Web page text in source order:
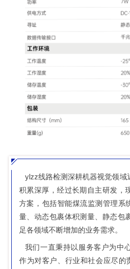
ylzz线路检测深耕机器视觉领域
积累深厚，经过长期自主研发，
方案，包括智能煤流监测管理系
量、动态包裹体积测量、静态包
足各领域不断增加的业务需求。
我们一直秉持以服务客户为中
作为对客户、行业和社会应尽的